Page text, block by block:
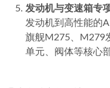
发动机与变速箱专
发动机到高性能的
旗舰M275、M279
单元、阀体等核心